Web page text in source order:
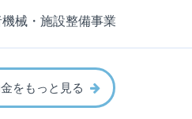
械・施設整備事業
をもっと見る